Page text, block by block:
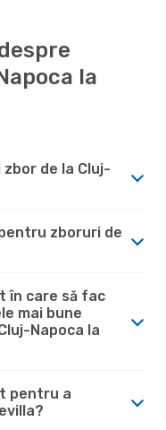
la
de la Cluj-
zboruri de
în care să fac
mai bune
Napoca la
pentru a